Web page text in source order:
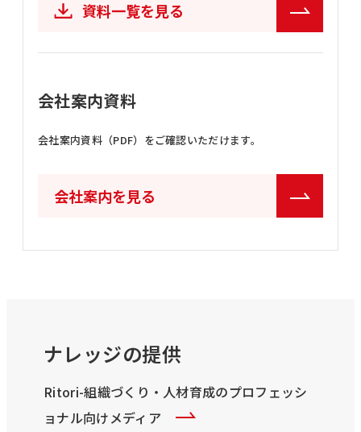
資料一覧を見る
会社案内資料
会社案内資料（PDF）をご確認いただけます。
会社案内を見る
ナレッジの提供
Ritori-組織づくり・人材育成のプロフェッシ
ョナル向けメディア